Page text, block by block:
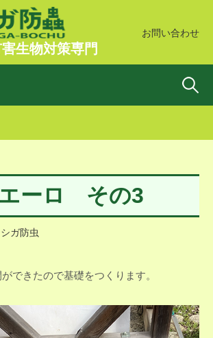
生物対策専門
お問い合わせ
検
ーロ その3
シガ防虫
できたので基礎をつくります。